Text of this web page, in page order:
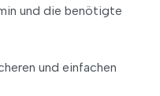
und die benötigte
und einfachen